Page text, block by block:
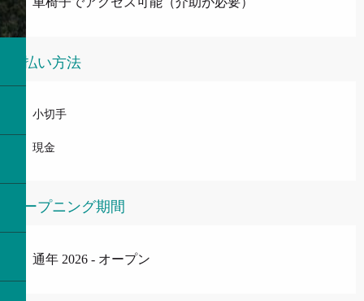
支払い方法
小切手
現金
オープニング期間
通年 2026 - オープン